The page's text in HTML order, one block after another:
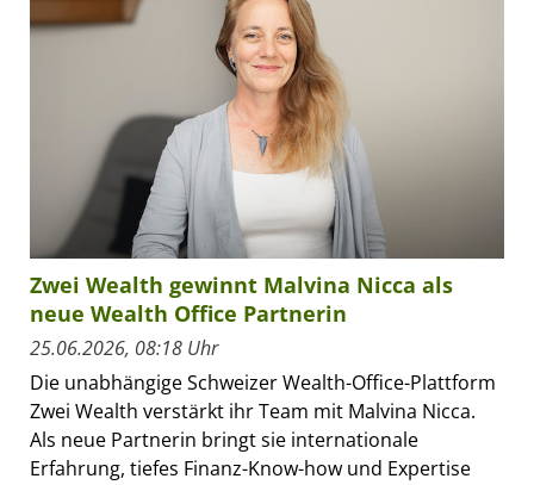
Zwei Wealth gewinnt Malvina Nicca als
neue Wealth Office Partnerin
25.06.2026, 08:18 Uhr
Die unabhängige Schweizer Wealth-Office-Plattform
Zwei Wealth verstärkt ihr Team mit Malvina Nicca.
Als neue Partnerin bringt sie internationale
Erfahrung, tiefes Finanz-Know-how und Expertise